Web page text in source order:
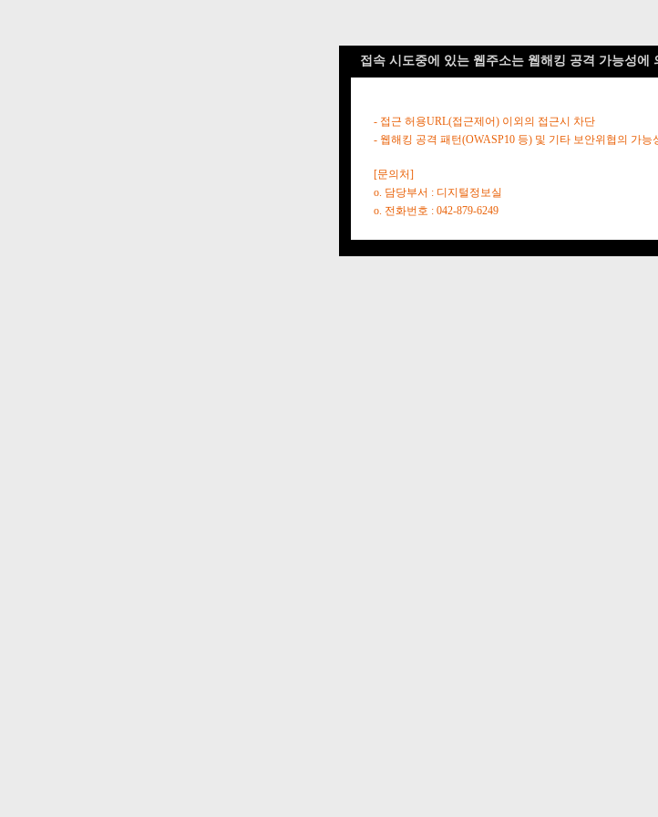
접속 시도중에 있는 웹주소는 웹해킹 공격 가능성에
- 접근 허용URL(접근제어) 이외의 접근시 차단
- 웹해킹 공격 패턴(OWASP10 등) 및 기타 보안위협의 가능
[문의처]
o. 담당부서 : 디지털정보실
o. 전화번호 : 042-879-6249